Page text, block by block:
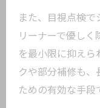
また、目視点検
リーナーで優しく
を最小限に抑えら
クや部分補修も、
ための有効な手段